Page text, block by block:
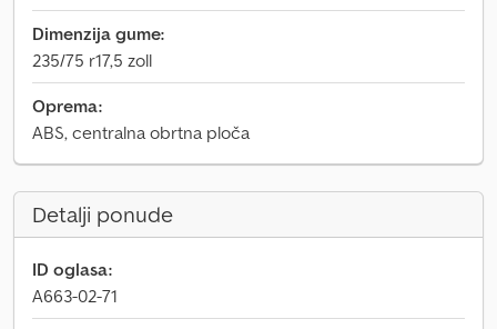
Dimenzija gume:
235/75 r17,5 zoll
Oprema:
ABS, centralna obrtna ploča
Detalji ponude
ID oglasa:
A663-02-71